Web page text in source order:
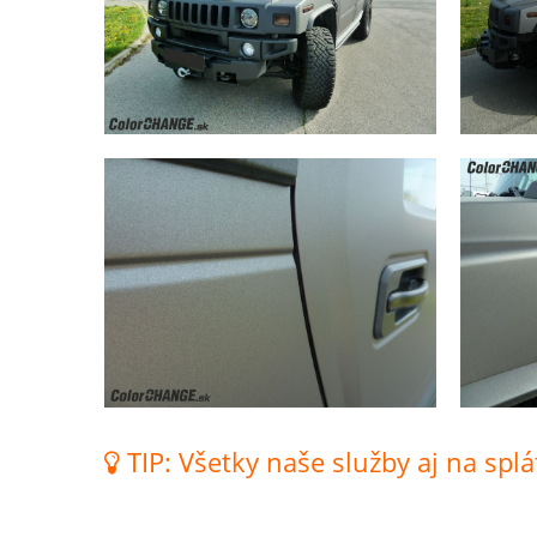
TIP: Všetky naše služby aj na